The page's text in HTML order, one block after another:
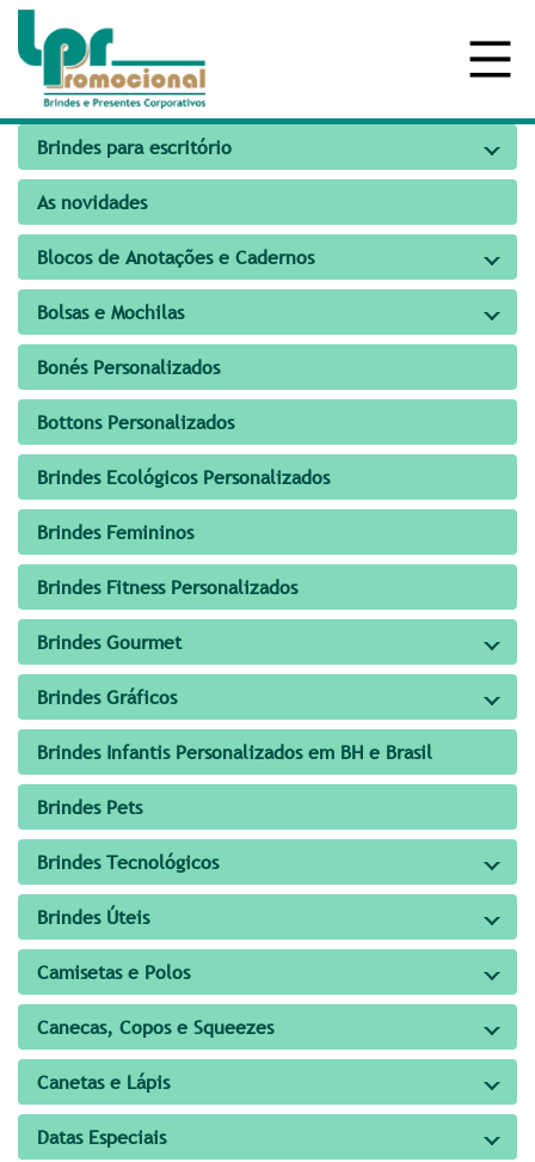
Brindes para escritório
As novidades
Blocos de Anotações e Cadernos
Bolsas e Mochilas
Bonés Personalizados
Bottons Personalizados
Brindes Ecológicos Personalizados
Brindes Femininos
Brindes Fitness Personalizados
Brindes Gourmet
Brindes Gráficos
Brindes Infantis Personalizados em BH e Brasil
Brindes Pets
Brindes Tecnológicos
Brindes Úteis
Camisetas e Polos
Canecas, Copos e Squeezes
Canetas e Lápis
Datas Especiais